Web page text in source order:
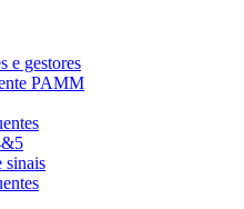
e gestores
PAMM
sinais